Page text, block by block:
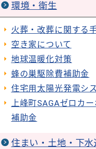
環境・衛生
火葬・改葬に関する
空き家について
地球温暖化対策
蜂の巣駆除費補助金
住宅用太陽光発電シ
上峰町SAGAゼロカ
補助金
住まい・土地・下水